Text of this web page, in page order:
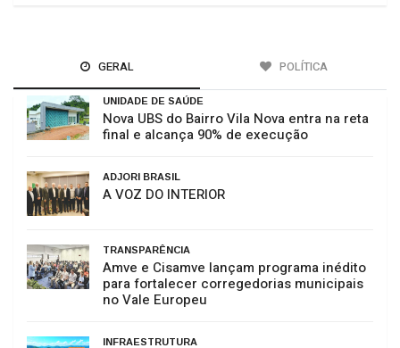
GERAL POLÍTICA
UNIDADE DE SAÚDE
Nova UBS do Bairro Vila Nova entra na reta
final e alcança 90% de execução
ADJORI BRASIL
A VOZ DO INTERIOR
TRANSPARÊNCIA
Amve e Cisamve lançam programa inédito
para fortalecer corregedorias municipais
no Vale Europeu
INFRAESTRUTURA